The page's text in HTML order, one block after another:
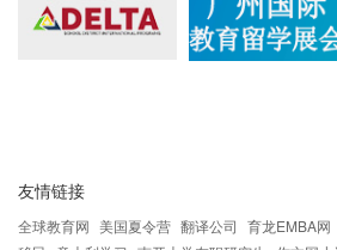
友情链接
全球教育网 美国夏令营 翻译公司 育龙EMBA网